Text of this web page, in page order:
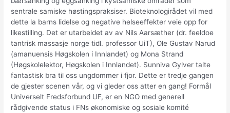
sentrale samiske høstingspraksiser. Bioteknologirådet vil med
dette la barns lidelse og negative helseeffekter veie opp for
likestilling. Det er utarbeidet av av Nils Aarsæther (dr. feeldoe
tantrisk massasje norge tidl. professor UiT), Ole Gustav Narud
(amanuensis Høgskolen i Innlandet) og Mona Strand
(Høgskolelektor, Høgskolen i Innlandet). Sunniva Gylver talte
fantastisk bra til oss ungdommer i fjor. Dette er tredje gangen
de gjester scenen vår, og vi gleder oss atter en gang! Formål
Universelt Fredsforbund UF, er en NGO med generell
rådgivende status i FNs økonomiske og sosiale komité